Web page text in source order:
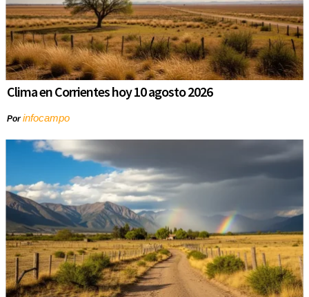
Clima en Corrientes hoy 10 agosto 2026
Porinfocampo